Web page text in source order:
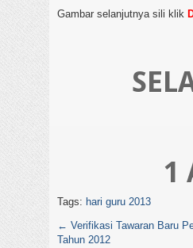
Gambar selanjutnya sili klik
1
Tags: hari guru 2013
← Verifikasi Tawaran Baru
Tahun 2012